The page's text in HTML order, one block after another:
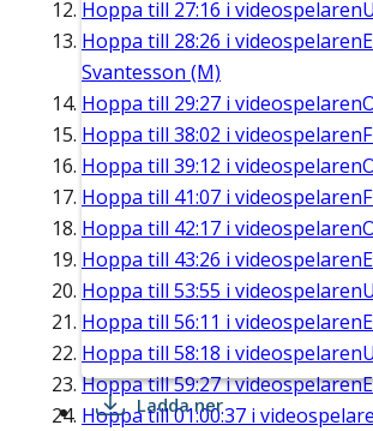
Hoppa till 27:16 i videospelaren
Hoppa till 28:26 i videospelaren
Svantesson (M)
Hoppa till 29:27 i videospelaren
Hoppa till 38:02 i videospelaren
Hoppa till 39:12 i videospelaren
Hoppa till 41:07 i videospelaren
Hoppa till 42:17 i videospelaren
Hoppa till 43:26 i videospelaren
Hoppa till 53:55 i videospelaren
Hoppa till 56:11 i videospelaren
Hoppa till 58:18 i videospelaren
Hoppa till59:27i videospelaren
Hoppa till01:00:37 i
Ladda ner